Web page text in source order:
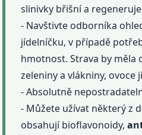
slinivky břišní a
- Navštivte odborníka
jídelníčku, v případě
hmotnost. Strava by měla
zeleniny a vlákniny, ovoce
- Absolutně
- Můžete užívat některý z
obsahují bioflavonoidy,